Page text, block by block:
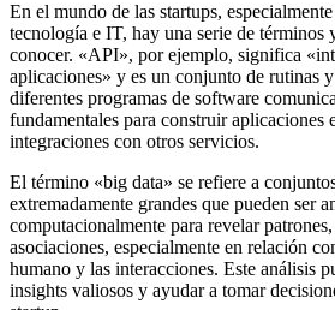
En el mundo de las startups,
tecnología e IT, hay una serie de términos
conocer. «API», por ejemplo, significa
aplicaciones» y es un conjunto de rutinas
diferentes programas de software
fundamentales para construir aplicaciones
integraciones con otros servicios.
El término «big data» se refiere a
extremadamente grandes que pueden ser
computacionalmente para revelar
asociaciones, especialmente en relación
humano y las interacciones. Este análisis
insights valiosos y ayudar a tomar